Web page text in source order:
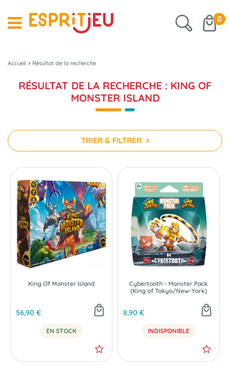
0
Accueil > Résultat de la recherche
RÉSULTAT DE LA RECHERCHE : KING OF
MONSTER ISLAND
TRIER & FILTRER
King Of Monster Island
56,90 €
EN STOCK
Cybertooth - Monster Pack
(King of Tokyo/New-York)
8,90 €
INDISPONIBLE